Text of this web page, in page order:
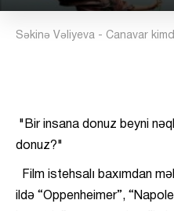
Səkinə Vəliyeva - Canavar
"Bir insana donuz beyni
donuz?"
Film istehsalı baxımdan
ildə “Oppenheimer”,